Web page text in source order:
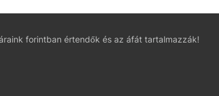
forintban értendők és az áfát tartalmazzák!